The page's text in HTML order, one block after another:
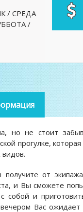
/ СРЕДА
/
но не стоит
прогулке,
от
и Вы сможете
и
Вас